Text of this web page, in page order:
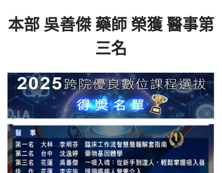
本部 吳善傑 藥師 榮獲 醫事第
三名